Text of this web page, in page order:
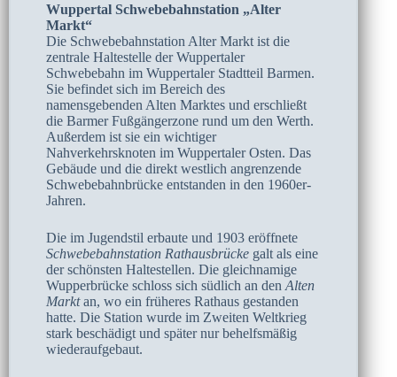
Wuppertal Schwebebahnstation „Alter
Markt“
Die Schwebebahnstation Alter Markt ist die
zentrale Haltestelle der Wuppertaler
Schwebebahn im Wuppertaler Stadtteil Barmen.
Sie befindet sich im Bereich des
namensgebenden Alten Marktes und erschließt
die Barmer Fußgängerzone rund um den Werth.
Außerdem ist sie ein wichtiger
Nahverkehrsknoten im Wuppertaler Osten. Das
Gebäude und die direkt westlich angrenzende
Schwebebahnbrücke entstanden in den 1960er-
Jahren.
Die im Jugendstil erbaute und 1903 eröffnete
Schwebebahnstation Rathausbrücke galt als eine
der schönsten Haltestellen. Die gleichnamige
Wupperbrücke schloss sich südlich an den Alten
Marktan, wo ein früheres Rathaus gestanden
hatte. Die Station wurde im Zweiten Weltkrieg
stark beschädigt und später nur behelfsmäßig
wiederaufgebaut.